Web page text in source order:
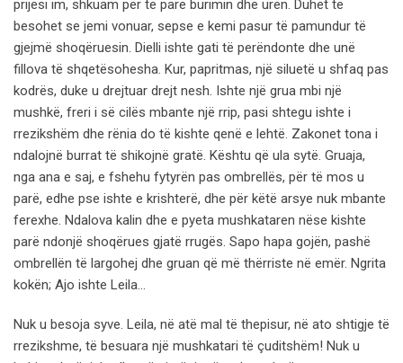
prijësi im, shkuam për të parë burimin dhe urën. Duhet të
besohet se jemi vonuar, sepse e kemi pasur të pamundur të
gjejmë shoqëruesin. Dielli ishte gati të perëndonte dhe unë
fillova të shqetësohesha. Kur, papritmas, një siluetë u shfaq pas
kodrës, duke u drejtuar drejt nesh. Ishte një grua mbi një
mushkë, freri i së cilës mbante një rrip, pasi shtegu ishte i
rrezikshëm dhe rënia do të kishte qenë e lehtë. Zakonet tona i
ndalojnë burrat të shikojnë gratë. Kështu që ula sytë. Gruaja,
nga ana e saj, e fshehu fytyrën pas ombrellës, për të mos u
parë, edhe pse ishte e krishterë, dhe për këtë arsye nuk mbante
ferexhe. Ndalova kalin dhe e pyeta mushkataren nëse kishte
parë ndonjë shoqërues gjatë rrugës. Sapo hapa gojën, pashë
ombrellën të largohej dhe gruan që më thërriste në emër. Ngrita
kokën; Ajo ishte Leila…
Nuk u besoja syve. Leila, në atë mal të thepisur, në ato shtigje të
rrezikshme, të besuara një mushkatari të çuditshëm! Nuk u